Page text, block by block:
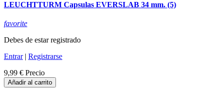
LEUCHTTURM Capsulas EVERSLAB 34 mm. (5)
favorite
Debes de estar registrado
Entrar| Registrarse
9,99 € Precio
Añadir al carrito